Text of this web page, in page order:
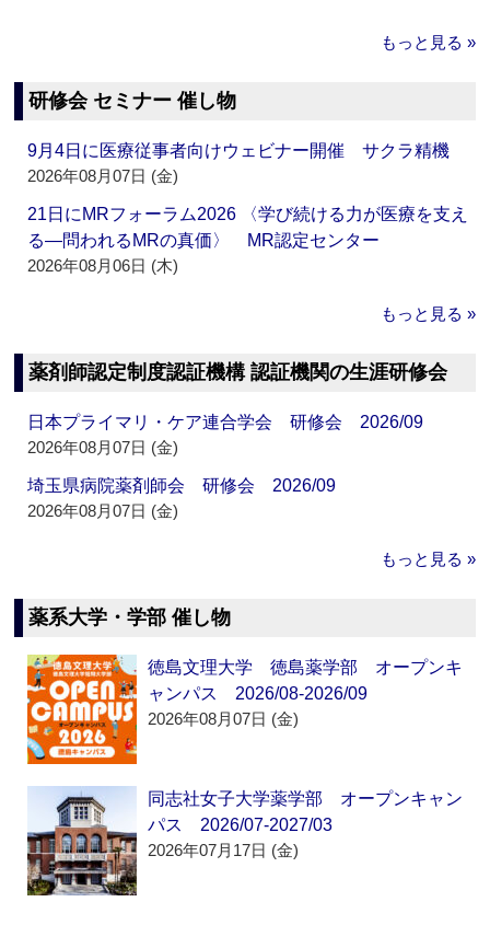
もっと見る »
研修会 セミナー 催し物
9月4日に医療従事者向けウェビナー開催 サクラ精機
2026年08月07日 (金)
21日にMRフォーラム2026 〈学び続ける力が医療を支え
る―問われるMRの真価〉 MR認定センター
2026年08月06日 (木)
もっと見る »
薬剤師認定制度認証機構 認証機関の生涯研修会
日本プライマリ・ケア連合学会 研修会 2026/09
2026年08月07日 (金)
埼玉県病院薬剤師会 研修会 2026/09
2026年08月07日 (金)
もっと見る »
薬系大学・学部 催し物
徳島文理大学 徳島薬学部 オープンキ
ャンパス 2026/08-2026/09
2026年08月07日 (金)
同志社女子大学薬学部 オープンキャン
パス 2026/07-2027/03
2026年07月17日 (金)